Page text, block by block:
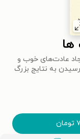
ها
عادت‌های خوب و
به نتایج بزرگ
تومان